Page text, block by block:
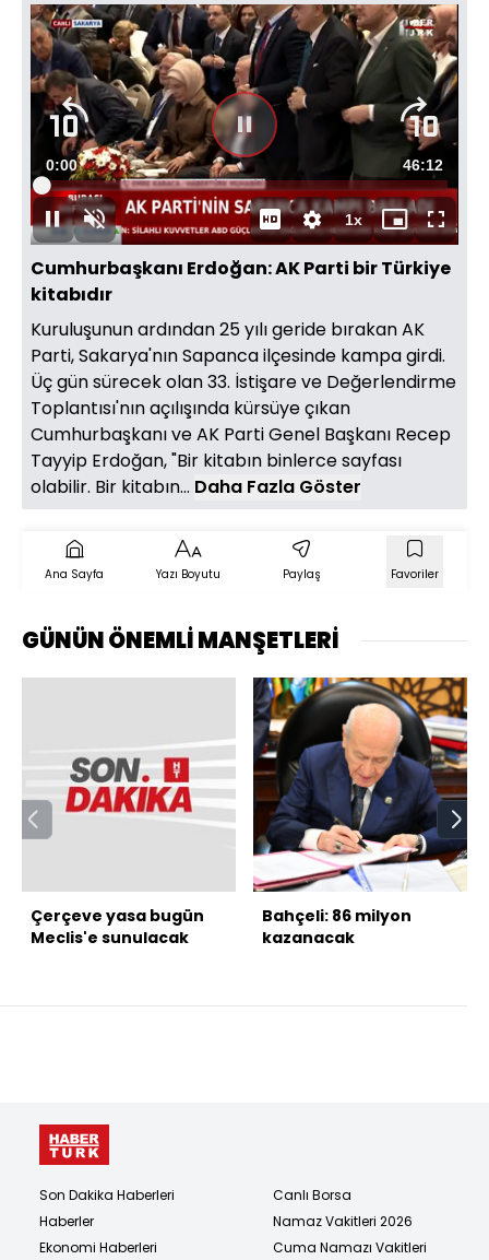
DuraklatSesi
Aç
Süre
0:00 Toplam
Süre
46:12
Yüklendi:
0.21%
1xOynatma
Hızı
Mini
oynatıcı
Tam
Ekran
Cumhurbaşkanı Erdoğan: AK Parti bir Türkiye
kitabıdır
Kuruluşunun ardından 25 yılı geride bırakan AK
Parti, Sakarya'nın Sapanca ilçesinde kampa girdi.
Üç gün sürecek olan 33. İstişare ve Değerlendirme
Toplantısı'nın açılışında kürsüye çıkan
Cumhurbaşkanı ve AK Parti Genel Başkanı Recep
Tayyip Erdoğan, "Bir kitabın binlerce sayfası
olabilir. Bir kitabın... Daha Fazla Göster
Ana Sayfa Yazı Boyutu Paylaş Favoriler
GÜNÜN ÖNEMLİ MANŞETLERİ
Çerçeve yasa bugün
Meclis'e sunulacak
Bahçeli: 86 milyon
kazanacak
Son Dakika Haberleri
Haberler
Ekonomi Haberleri
Canlı Borsa
Namaz Vakitleri 2026
Cuma Namazı Vakitleri